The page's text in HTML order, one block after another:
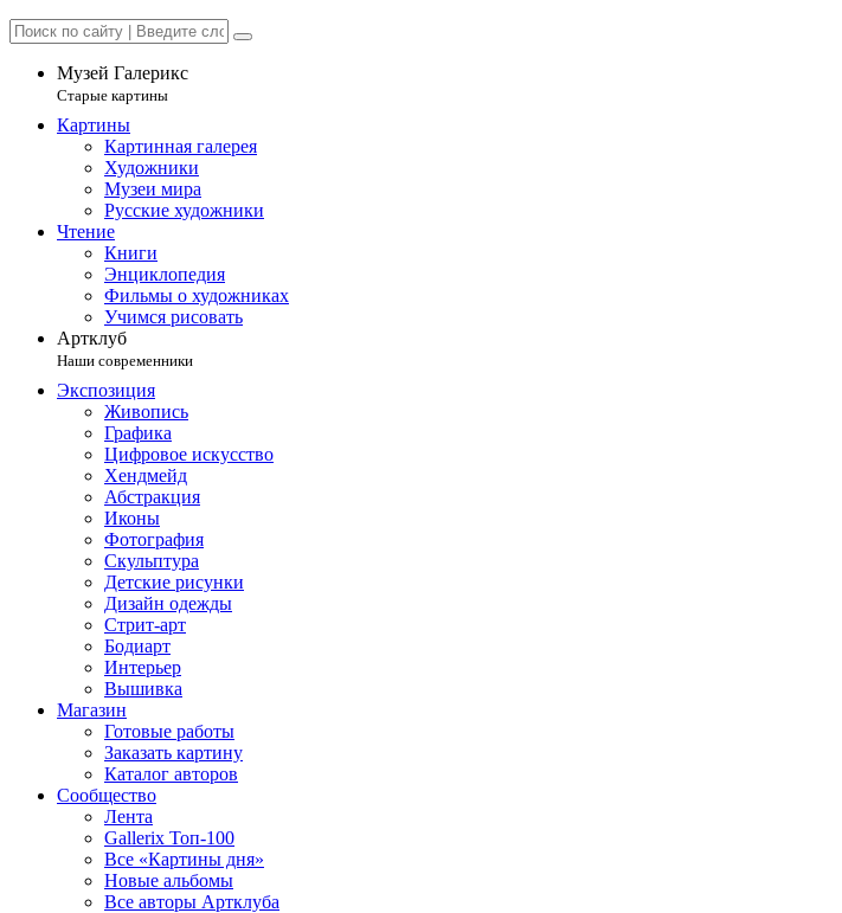
Музей Галерикс
Старые картины
Картины
Картинная галерея
Художники
Музеи мира
Русские художники
Чтение
Книги
Энциклопедия
Фильмы о художниках
Учимся рисовать
Артклуб
Наши современники
Экспозиция
Живопись
Графика
Цифровое искусство
Хендмейд
Абстракция
Иконы
Фотография
Скульптура
Детские рисунки
Дизайн одежды
Стрит-арт
Бодиарт
Интерьер
Вышивка
Магазин
Готовые работы
Заказать картину
Каталог авторов
Сообщество
Лента
Gallerix Топ-100
Все «Картины дня»
Новые альбомы
Все авторы Артклуба